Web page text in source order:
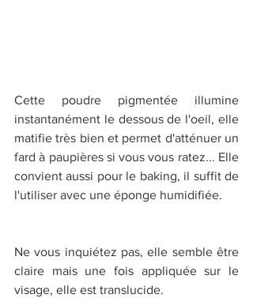
Cette poudre pigmentée illumine
instantanément le dessous de l'oeil, elle
matifie très bien et permet d'atténuer un
fard à paupières si vous vous ratez... Elle
convient aussi pour le baking, il suffit de
l'utiliser avec une éponge humidifiée.
Ne vous inquiétez pas, elle semble être
claire mais une fois appliquée sur le
visage, elle est translucide.